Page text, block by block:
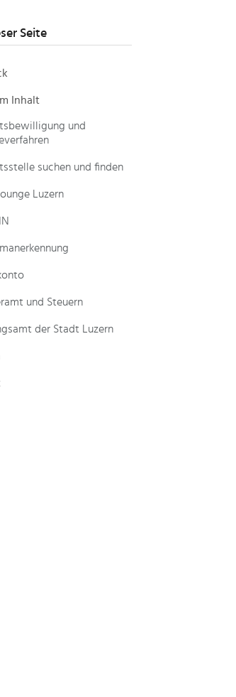
Seite
Inhalt
und
suchen und finden
Luzern
und Steuern
der Stadt Luzern